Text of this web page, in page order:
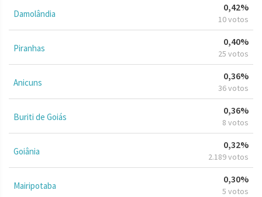
Damolândia
0,42%
10 votos
Piranhas
0,40%
25 votos
Anicuns
0,36%
36 votos
Buriti de Goiás
0,36%
8 votos
Goiânia
0,32%
2.189 votos
Mairipotaba
0,30%
5 votos